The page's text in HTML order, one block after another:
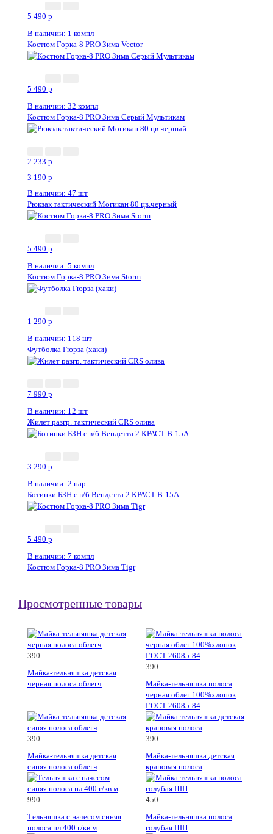
5 490 p
В наличии: 1 компл
Костюм Горка-8 PRO Зима Vector
5 490 p
В наличии: 32 компл
Костюм Горка-8 PRO Зима Серый Мультикам
2 233 p
3 190 p
В наличии: 47 шт
Рюкзак тактический Могикан 80 цв.черный
5 490 p
В наличии: 5 компл
Костюм Горка-8 PRO Зима Storm
1 290 p
В наличии: 118 шт
Футболка Гюрза (хаки)
7 990 p
В наличии: 12 шт
Жилет разгр. тактический CRS олива
3 290 p
В наличии: 2 пар
Ботинки БЗН с в/б Вендетта 2 КРАСТ В-15А
5 490 p
В наличии: 7 компл
Костюм Горка-8 PRO Зима Tigr
Просмотренные товары
390
Майка-тельняшка детская
черная полоса облегч
390
Майка-тельняшка полоса
черная облег 100%хлопок
ГОСТ 26085-84
390
Майка-тельняшка детская
синяя полоса облегч
390
Майка-тельняшка детская
краповая полоса
990
Тельняшка с начесом синяя
полоса пл.400 г/кв.м
450
Майка-тельняшка полоса
голубая ШП